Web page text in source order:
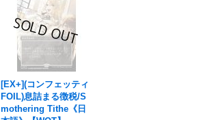
[EX+](コンフェッティ
FOIL)息詰まる徴税/S
mothering Tithe《日